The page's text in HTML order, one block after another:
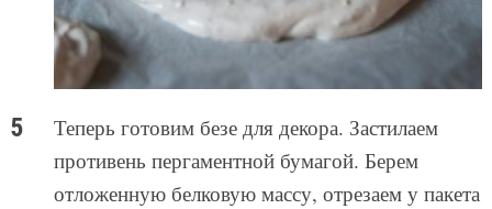
Теперь готовим безе для декора. Застилаем
противень пергаментной бумагой. Берем
отложенную белковую массу, отрезаем у пакета